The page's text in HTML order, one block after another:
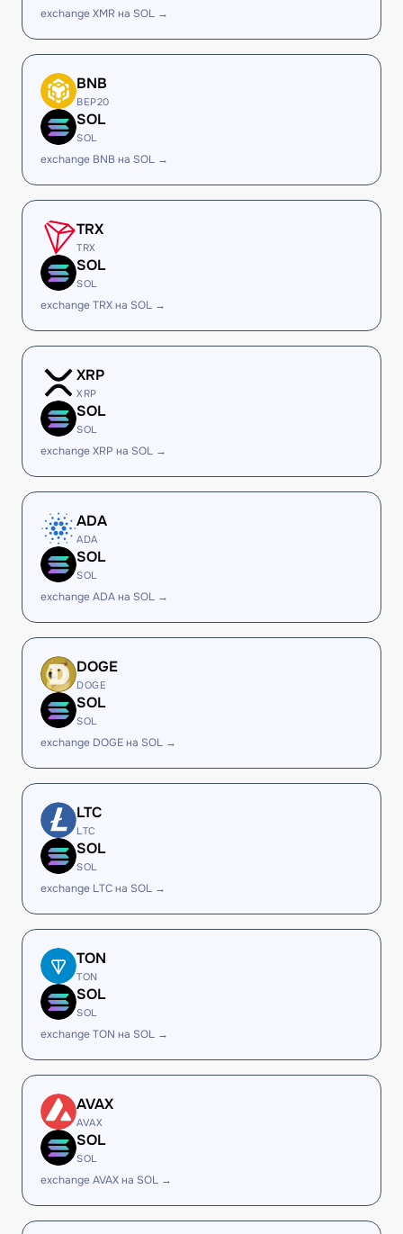
exchange XMR на SOL →
BNB
BEP20
SOL
SOL
exchange BNB на SOL →
TRX
TRX
SOL
SOL
exchange TRX на SOL →
XRP
XRP
SOL
SOL
exchange XRP на SOL →
ADA
ADA
SOL
SOL
exchange ADA на SOL →
DOGE
DOGE
SOL
SOL
exchange DOGE на SOL →
LTC
LTC
SOL
SOL
exchange LTC на SOL →
TON
TON
SOL
SOL
exchange TON на SOL →
AVAX
AVAX
SOL
SOL
exchange AVAX на SOL →